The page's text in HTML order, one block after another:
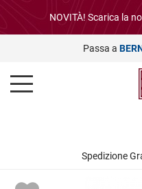
NOVITÀ! Scarica la
Passa a
Spedizione